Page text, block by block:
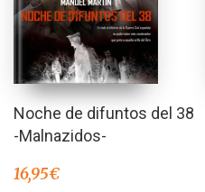
Noche de difuntos del 38
-Malnazidos-
16,95€